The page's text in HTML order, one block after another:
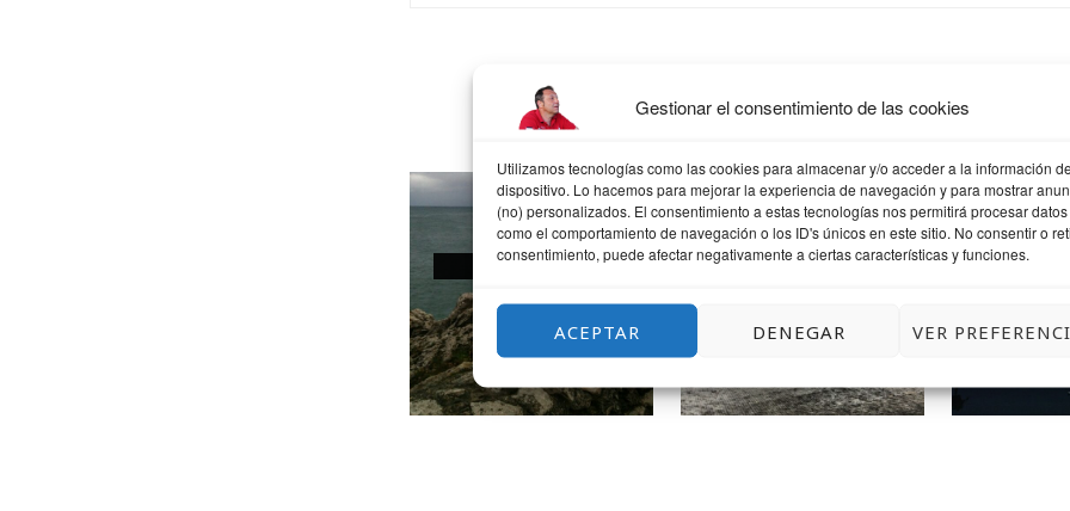
Gestionar el consentimiento de las cookies
Utilizamos tecnologías como las cookies para almacenar y/o acceder a la información
dispositivo. Lo hacemos para mejorar la experiencia de navegación y para mostrar
(no) personalizados. El consentimiento a estas tecnologías nos permitirá procesar datos
como el comportamiento de navegación o los ID's únicos en este sitio. No consentir o
consentimiento, puede afectar negativamente a ciertas características y funciones.
ACEPTAR DENEGAR VER
AFOTANDO
LLUEVE UN
#ERANDIO
UNA